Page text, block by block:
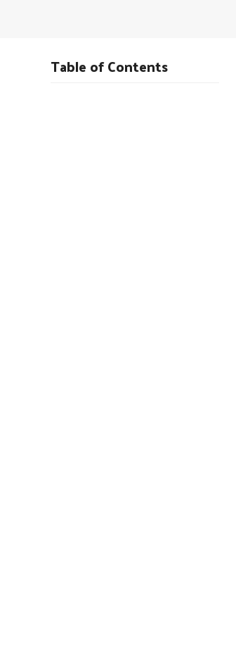
Table of Contents